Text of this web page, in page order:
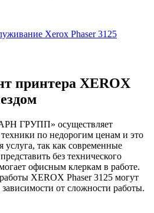
Xerox Phaser 3125
принтера XEROX
ГРУПП» осуществляет
по недорогим ценам и это
услуга, так как современные
без технического
офисным клеркам в работе.
XEROX Phaser 3125 могут
зависимости от сложности работы.